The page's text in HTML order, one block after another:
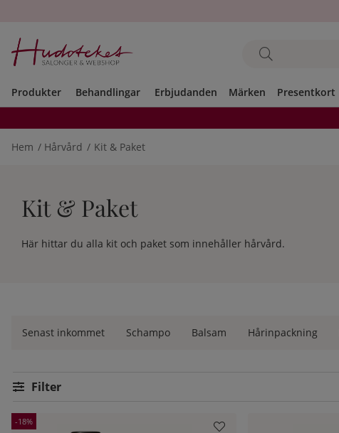
Produkter Behandlingar Erbjudanden Märken Presentkort
Hem Hårvård Kit & Paket
Kit & Paket
Här hittar du alla kit och paket som innehåller hårvård.
Senast inkommet Schampo Balsam Hårinpackning
Filtrera
Produkter
18